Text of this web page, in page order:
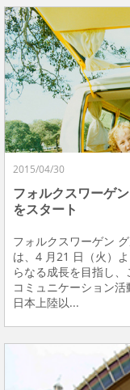
2015/04/30
フォルクスワーゲ
をスタート
フォルクスワーゲン
は、4 月21 日（火）
らなる成長を目指し
コミュニケーション
日本上陸以...